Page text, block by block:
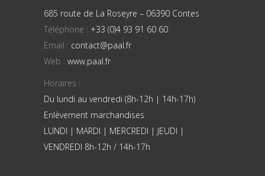
685 route de La Roseyre – 06390 Contes
Téléphone : +33 (0)4 93 91 60 60
Email : contact@paal.fr
Web : www.paal.fr
Horaires :
Du lundi au vendredi (8h-12h | 14h-17h)
Enlèvement marchandises
LUNDI | MARDI | MERCREDI | JEUDI |
VENDREDI 8h-12h / 14h-17h